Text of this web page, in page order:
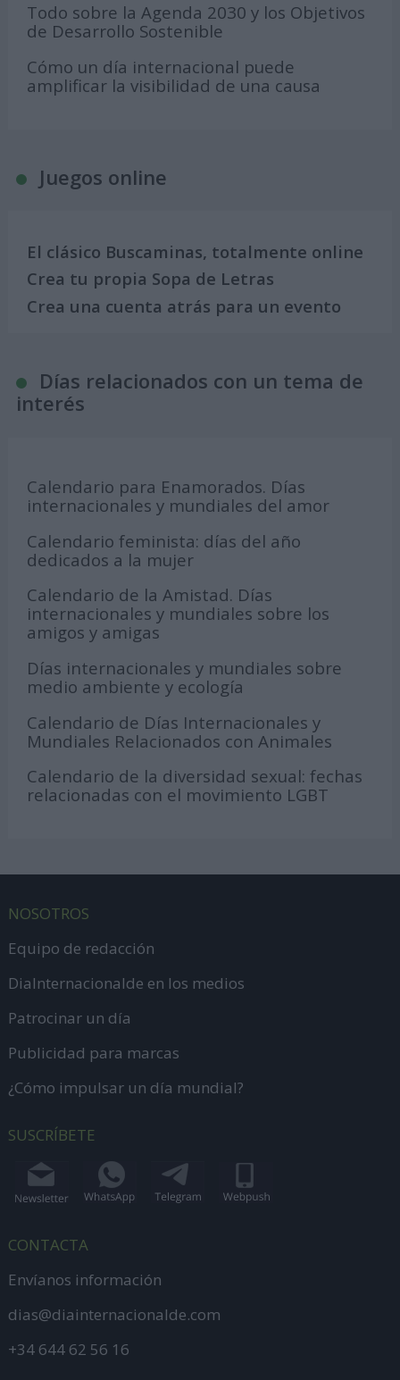
Todo sobre la Agenda 2030 y los Objetivos
de Desarrollo Sostenible
Cómo un día internacional puede
amplificar la visibilidad de una causa
Juegos online
El clásico Buscaminas, totalmente online
Crea tu propia Sopa de Letras
Crea una cuenta atrás para un evento
Días relacionados con un tema de
interés
Calendario para Enamorados. Días
internacionales y mundiales del amor
Calendario feminista: días del año
dedicados a la mujer
Calendario de la Amistad. Días
internacionales y mundiales sobre los
amigos y amigas
Días internacionales y mundiales sobre
medio ambiente y ecología
Calendario de Días Internacionales y
Mundiales Relacionados con Animales
Calendario de la diversidad sexual: fechas
relacionadas con el movimiento LGBT
NOSOTROS
Equipo de redacción
DiaInternacionalde en los medios
Patrocinar un día
Publicidad para marcas
¿Cómo impulsar un día mundial?
SUSCRÍBETE
CONTACTA
Envíanos información
dias@diainternacionalde.com
+34 644 62 56 16